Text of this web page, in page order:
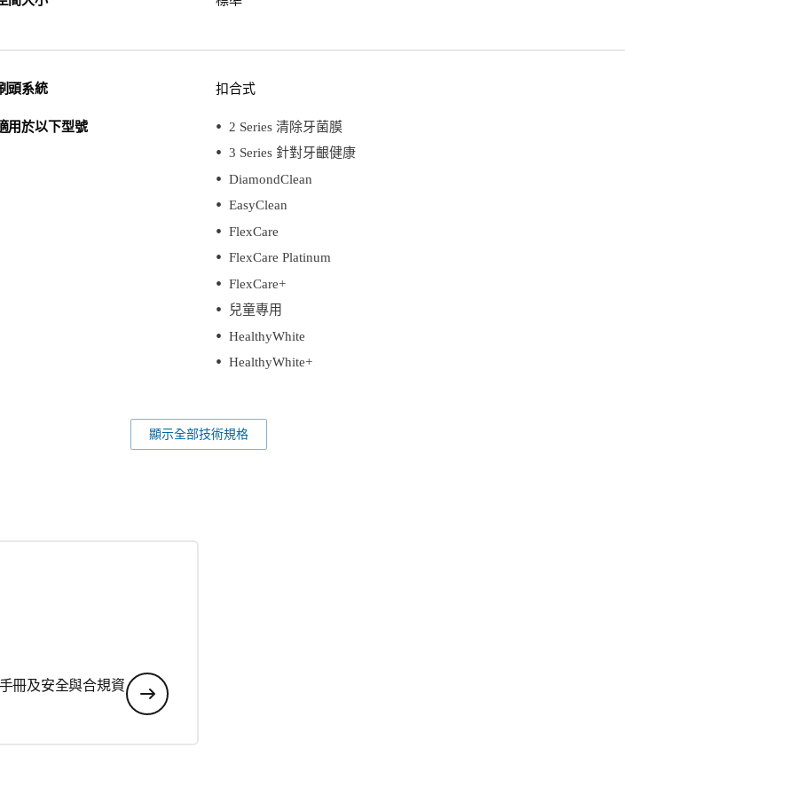
頭系統 扣合式
用於以下型號
2 Series 清除牙菌膜
3 Series 針對牙齦健康
DiamondClean
EasyClean
FlexCare
FlexCare Platinum
FlexCare+
兒童專用
HealthyWhite
HealthyWhite+
顯示全部技術規格
冊及安全與合規資